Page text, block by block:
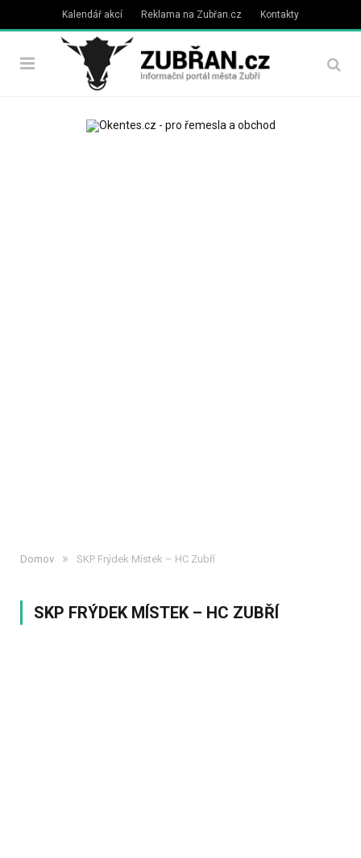
Kalendář akcí Reklama na Zubřan.cz Kontakty
Domov » SKP Frýdek Místek – HC Zubří
SKP FRÝDEK MÍSTEK – HC ZUBŘÍ